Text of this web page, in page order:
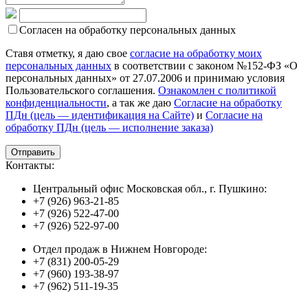
Согласен на обработку персональных данных
Ставя отметку, я даю свое согласие на обработку моих
персональных данных в соответствии с законом №152-ФЗ «О
персональных данных» от 27.07.2006 и принимаю условия
Пользовательского соглашения. Ознакомлен с политикой
конфиденциальности, а так же даю Согласие на обработку
ПДн (цель — идентификация на Сайте) и Согласие на
обработку ПДн (цель — исполнение заказа)
Контакты:
Центральный офис Московская обл., г. Пушкино:
+7 (926) 963-21-85
+7 (926) 522-47-00
+7 (926) 522-97-00
Отдел продаж в Нижнем Новгороде:
+7 (831) 200-05-29
+7 (960) 193-38-97
+7 (962) 511-19-35